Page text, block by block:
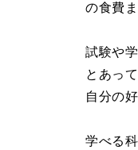
の食費
試験や
とあっ
自分の
学べる科